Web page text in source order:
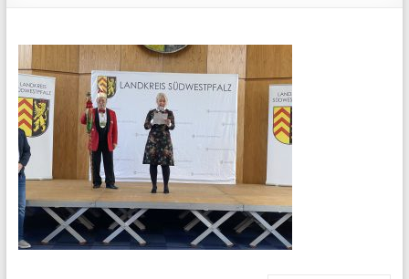
Karneval
Verein
Waldfischbach
1954
e.V.